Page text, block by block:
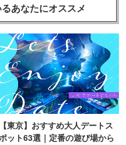
あなたにオススメ
【東京】おすすめ大人デートス
ポット63選｜定番の遊び場から